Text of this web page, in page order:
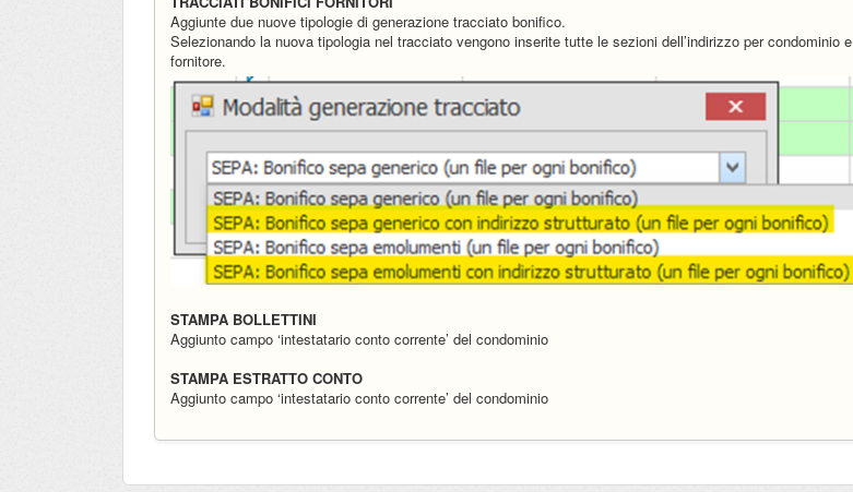
Aggiunte due nuove tipologie di generazione tracciato bonifico.
Selezionando la nuova tipologia nel tracciato vengono inserite tutte le sezioni dell’indirizzo per condominio e
fornitore.
STAMPA BOLLETTINI
Aggiunto campo ‘intestatario conto corrente’ del condominio
STAMPA ESTRATTO CONTO
Aggiunto campo ‘intestatario conto corrente’ del condominio